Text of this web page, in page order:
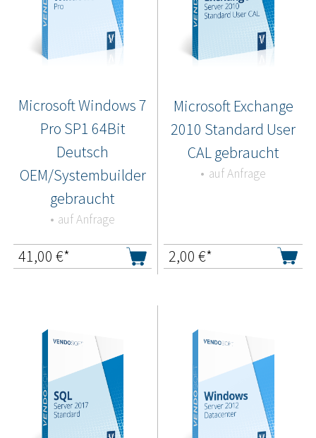
Microsoft Windows 7
Pro SP1 64Bit
Deutsch
OEM/Systembuilder
gebraucht
auf Anfrage
41,00 €*
Microsoft Exchange
2010 Standard User
CAL gebraucht
auf Anfrage
2,00 €*